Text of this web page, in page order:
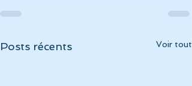
Posts récents Voir tout